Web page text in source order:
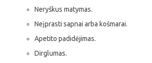
Neryškus matymas.
Neįprasti sapnai arba košmarai.
Apetito padidėjimas.
Dirglumas.